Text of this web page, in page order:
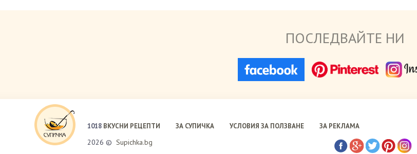
ПОСЛЕДВАЙТЕ НИ
1018 ВКУСНИ РЕЦЕПТИ ЗА СУПИЧКА УСЛОВИЯ ЗА ПОЛЗВАНЕ ЗА РЕКЛАМА
2026 © Supichka.bg